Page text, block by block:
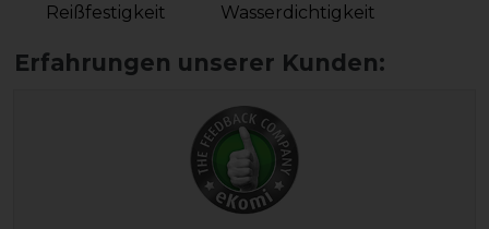
Reißfestigkeit Wasserdichtigkeit